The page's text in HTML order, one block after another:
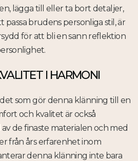
lägga till eller ta bort detaljer,
brudens personliga stil, är
för att bli en sann reflektion
I HARMONI
som gör denna klänning till en
och kvalitet är också
de finaste materialen och med
från års erfarenhet inom
denna klänning inte bara